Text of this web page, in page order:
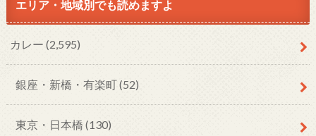
エリア・地域別でも読めますよ
カレー (2,595)
銀座・新橋・有楽町(52)
東京・日本橋 (130)